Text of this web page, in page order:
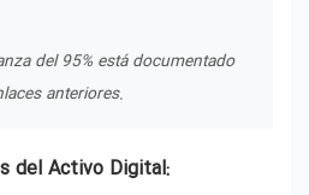
del 95% está documentado
anteriores.
del Activo Digital: